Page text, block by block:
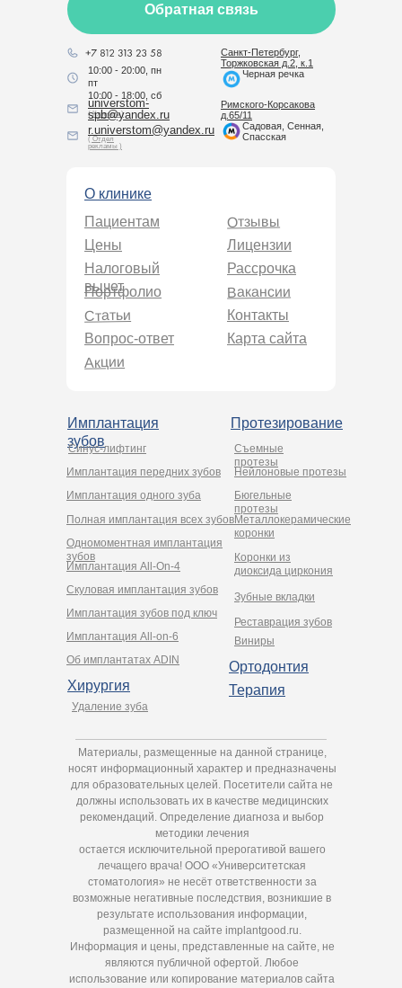
Хирургия
Имплантация All-on-6
Удаление зуба
Имплантация зубов под ключ
Cкуловая имплантация зубов
Имплантация All-On-4
Ортодонтия
Терапия
Имплантация
зубов
Одномоментная имплантация
зубов
Полная имплантация всех зубов
Имплантация одного зуба
Имплантация передних зубов
Об имплантатах ADIN
Синус-лифтинг
Нейлоновые протезы
Бюгельные
протезы
Металлокерамические
коронки
Коронки из
диоксида циркония
Зубные вкладки
Реставрация зубов
Виниры
Протезирование
Съемные
протезы
Обратная связь
r.universtom@yandex.ru
( Отдел
рекламы )
universtom-
spb@yandex.ru
( Клиника )
10:00 - 20:00, пн
пт
10:00 - 18:00, сб
О клинике
Акции
Вопрос-ответ
Статьи
Портфолио
Налоговый
вычет
Цены
Пациентам
Контакты
Вакансии
Рассрочка
Лицензии
Отзывы
Карта сайта
Материалы, размещенные на данной странице,
носят информационный характер и предназначены
для образовательных целей. Посетители сайта не
должны использовать их в качестве медицинских
рекомендаций. Определение диагноза и выбор
методики лечения
остается исключительной прерогативой вашего
лечащего врача! ООО «Университетская
стоматология» не несёт ответственности за
возможные негативные последствия, возникшие в
результате использования информации,
размещенной на сайте implantgood.ru.
Информация и цены, представленные на сайте, не
являются публичной офертой. Любое
использование или копирование материалов сайта
Санкт-Петербург,
Торжковская д.2, к.1
Черная речка
Римского-Корсакова
д.65/11
Садовая, Сенная,
Спасская